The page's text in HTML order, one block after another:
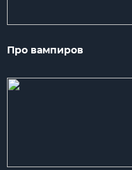
Про вампиров